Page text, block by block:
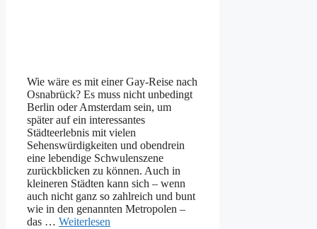
Wie wäre es mit einer Gay-Reise nach
Osnabrück? Es muss nicht unbedingt
Berlin oder Amsterdam sein, um
später auf ein interessantes
Städteerlebnis mit vielen
Sehenswürdigkeiten und obendrein
eine lebendige Schwulenszene
zurückblicken zu können. Auch in
kleineren Städten kann sich – wenn
auch nicht ganz so zahlreich und bunt
wie in den genannten Metropolen –
das … Weiterlesen